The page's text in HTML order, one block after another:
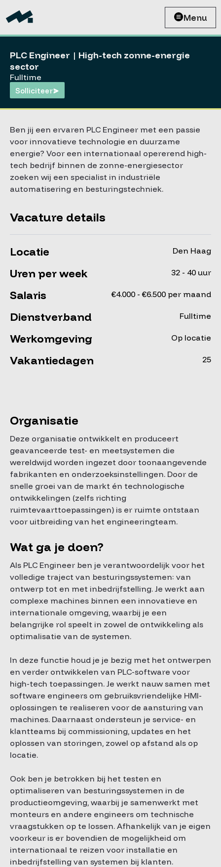
Menu
PLC Engineer | High-tech zonne-energie
sector
Fulltime
Solliciteer
Ben jij een ervaren PLC Engineer met een passie
voor innovatieve technologie en duurzame
energie? Voor een internationaal opererend high-
tech bedrijf binnen de zonne-energiesector
zoeken wij een specialist in industriële
automatisering en besturingstechniek.
Vacature details
Locatie Den Haag
Uren per week 32 - 40 uur
Salaris €4.000 - €6.500 per maand
Dienstverband Fulltime
Werkomgeving Op locatie
Vakantiedagen 25
Organisatie
Deze organisatie ontwikkelt en produceert
geavanceerde test- en meetsystemen die
wereldwijd worden ingezet door toonaangevende
fabrikanten en onderzoeksinstellingen. Door de
snelle groei van de markt én technologische
ontwikkelingen (zelfs richting
ruimtevaarttoepassingen) is er ruimte ontstaan
voor uitbreiding van het engineeringteam.
Wat ga je doen?
Als PLC Engineer ben je verantwoordelijk voor het
volledige traject van besturingssystemen: van
ontwerp tot en met inbedrijfstelling. Je werkt aan
complexe machines binnen een innovatieve en
internationale omgeving, waarbij je een
belangrijke rol speelt in zowel de ontwikkeling als
optimalisatie van de systemen.
In deze functie houd je je bezig met het ontwerpen
en verder ontwikkelen van PLC-software voor
high-tech toepassingen. Je werkt nauw samen met
software engineers om gebruiksvriendelijke HMI-
oplossingen te realiseren voor de aansturing van
machines. Daarnaast ondersteun je service- en
klantteams bij commissioning, updates en het
oplossen van storingen, zowel op afstand als op
locatie.
Ook ben je betrokken bij het testen en
optimaliseren van besturingssystemen in de
productieomgeving, waarbij je samenwerkt met
monteurs en andere engineers om technische
vraagstukken op te lossen. Afhankelijk van je eigen
voorkeur is er bovendien de mogelijkheid om
internationaal te reizen voor installatie en
inbedrijfstelling van systemen bij klanten.